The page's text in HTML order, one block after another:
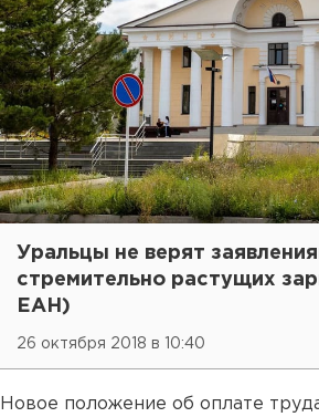
Уральцы не верят
стремительно растущих
ЕАН)
26 октября 2018 в 10:40
Новое положение об оплате